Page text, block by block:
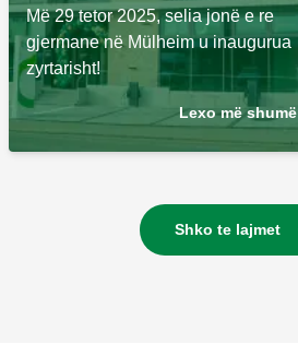
Më 29 tetor 2025, selia jonë e re
gjermane në Mülheim u inaugurua
zyrtarisht!
Lexo më shumë
Shko te lajmet